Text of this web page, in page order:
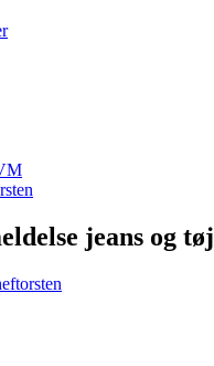
jeans og tøj